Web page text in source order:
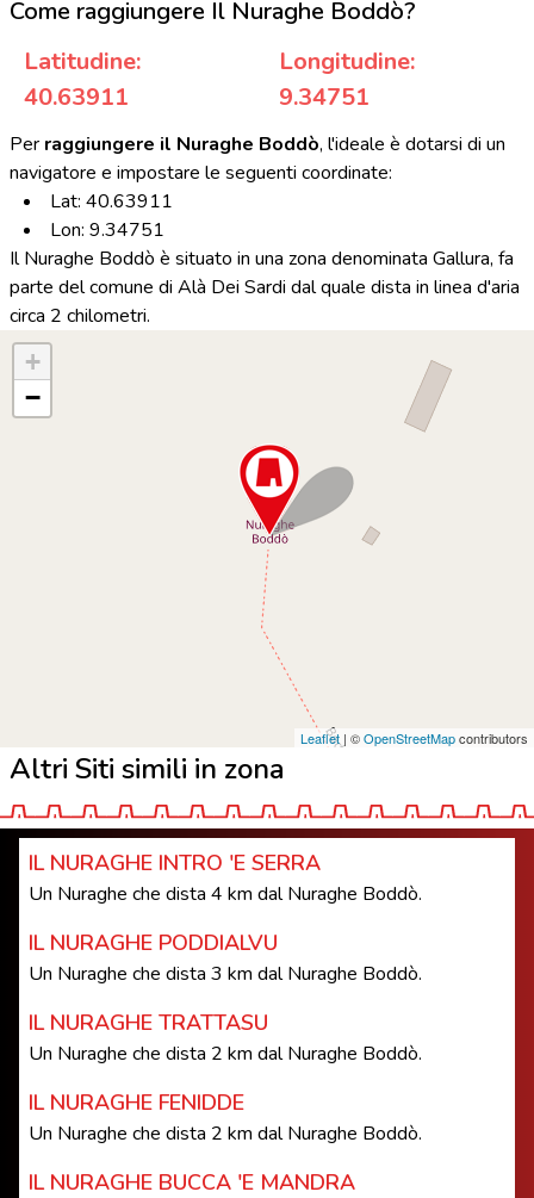
Come raggiungere Il Nuraghe Boddò?
Latitudine:
40.63911
Longitudine:
9.34751
Per raggiungere il Nuraghe Boddò, l'ideale è dotarsi di un
navigatore e impostare le seguenti coordinate:
Lat: 40.63911
Lon: 9.34751
Il Nuraghe Boddò è situato in una zona denominata Gallura, fa
parte del comune di Alà Dei Sardi dal quale dista in linea d'aria
circa 2 chilometri.
+
−
Leaflet | ©OpenStreetMapcontributors
Altri Siti simili in zona
IL NURAGHE INTRO 'E SERRA
Un Nuraghe che dista 4 km dal Nuraghe Boddò.
IL NURAGHE PODDIALVU
Un Nuraghe che dista 3 km dal Nuraghe Boddò.
IL NURAGHE TRATTASU
Un Nuraghe che dista 2 km dal Nuraghe Boddò.
IL NURAGHE FENIDDE
Un Nuraghe che dista 2 km dal Nuraghe Boddò.
IL NURAGHE BUCCA 'E MANDRA